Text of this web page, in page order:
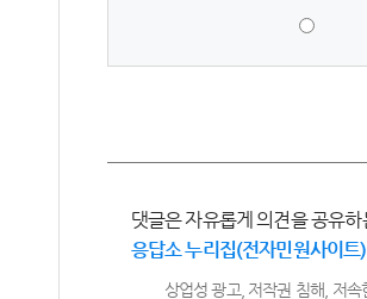
댓글은 자유롭게 의견을 공유
응답소 누리집(전자민원사이트)
상업성 광고, 저작권 침해, 저